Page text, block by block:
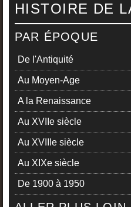
HISTOIRE DE
PAR ÉPOQUE
De l'Antiquité
Au Moyen-Age
A la Renaissance
Au XVIIe siècle
Au XVIIIe siècle
Au XIXe siècle
De 1900 à 1950